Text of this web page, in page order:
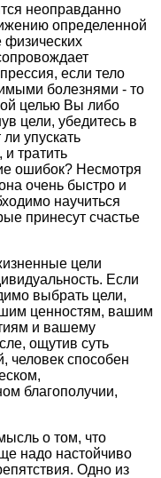
неоправданно
определенной
физических
если тело
болезнями - то
целью Вы либо
цели, убедитесь в
упускать
тратить
ошибок? Несмотря
очень быстро и
научиться
принесут счастье
цели
Если
выбрать цели,
ценностям, вашим
и вашему
ощутив суть
человек способен
благополучии,
о том, что
надо настойчиво
Одно из